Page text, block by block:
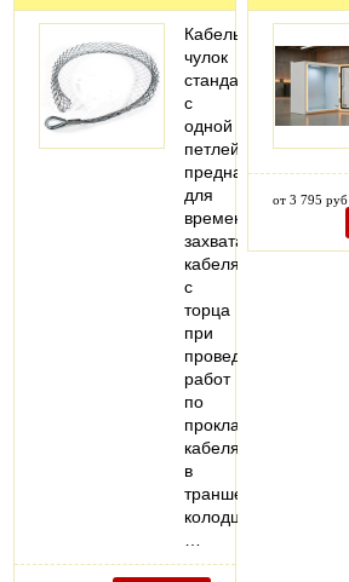
Кабельный
чулок
стандартный
с
одной
петлей,
предназначен
для
временного
захвата
кабеля
с
торца
при
проведении
работ
по
прокладке
кабеля
в
траншеях,
колодцах,
от 3 795 руб